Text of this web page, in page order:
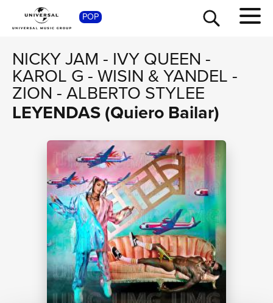
POP
NICKY JAM - IVY QUEEN -
KAROL G-WISIN & YANDEL-
ZION -ALBERTO STYLEE
LEYENDAS (Quiero Bailar)
SHOP
TOUR
NEWS